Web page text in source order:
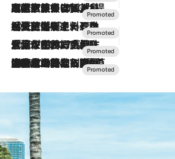
2026.7.31
【ホテル帰省】という選択肢をOMOが提案。家族とほどよい距離を保つには「昼は実家、夜は気兼ねなくホテルで！」
2026.7.24
【夏限定ディナーコース】旬を迎える稚鮎や花ズッキーニなどをイタリア・トスカーナの郷土料理の手法で満喫！
2026.7.17
「土佐和ハーブかき氷」がOMO7高知に登場！生姜、山椒、大葉など目にも舌にも涼を呼ぶ郷土の味
2026.7.10
NEW OPEN！【界 草津】名湯の地に誕生。趣の異なる2種の温泉と上州ならではの会席・蕎麦割烹など美食を味わう究極の癒やし旅